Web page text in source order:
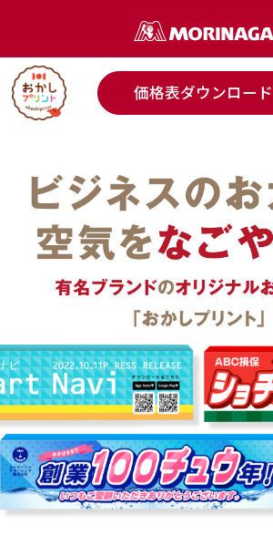
ラインアップ
ご利用の流れ
Q＆A
なごやか演出ノウ
ご利用事例発信
価格表ダウンロー
価格表ダウンロード